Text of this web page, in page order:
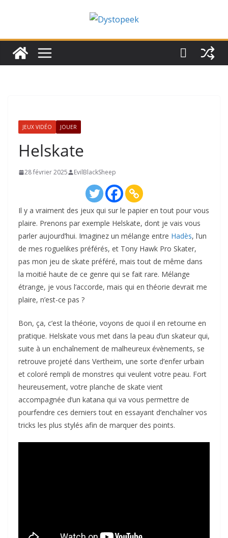
JEUX VIDÉO JOUER
Helskate
28 février 2025 EvilBlackSheep
Il y a vraiment des jeux qui sur le papier en tout pour vous
plaire. Prenons par exemple Helskate, dont je vais vous
parler aujourd’hui. Imaginez un mélange entre Hadès, l’un
de mes roguelikes préférés, et Tony Hawk Pro Skater,
pas mon jeu de skate préféré, mais tout de même dans
la moitié haute de ce genre qui se fait rare. Mélange
étrange, je vous l’accorde, mais qui en théorie devrait me
plaire, n’est-ce pas ?
Bon, ça, c’est la théorie, voyons de quoi il en retourne en
pratique. Helskate vous met dans la peau d’un skateur qui,
suite à un enchaînement de malheureux évènements, se
retrouve projeté dans Vertheim, une sorte d’enfer urbain
et coloré rempli de monstres qui veulent votre peau. Fort
heureusement, votre planche de skate vient
accompagnée d’un katana qui va vous permettre de
pourfendre ces derniers tout en essayant d’enchaîner vos
tricks les plus stylés afin de marquer des points.